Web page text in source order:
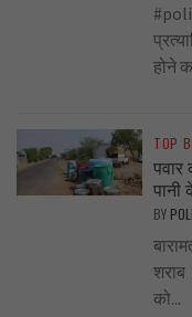
होने
TOP
पवार
पानी
BY
को...